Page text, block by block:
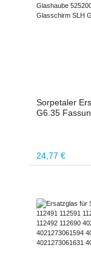
Sorpetaler
G6.35
Regulärer
24,77 €